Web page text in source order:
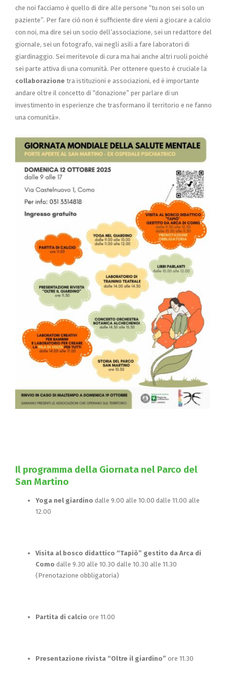
che noi facciamo è quello di dire alle persone “tu non sei solo un
paziente”. Per fare ciò non è sufficiente dire vieni a giocare a calcio
con noi, ma dire sei un socio dell’associazione, sei un redattore del
giornale, sei un fotografo, vai negli asili a fare laboratori di
giardinaggio. Sei meritevole di cura ma hai anche altri ruoli poiché
sei parte attiva di una comunità. Per ottenere questo è cruciale la
collaborazione tra istituzioni e associazioni, ed è importante
andare oltre il concetto di “donazione” per parlare di un
investimento in esperienze che trasformano il territorio e ne fanno
una comunità».
Il programma della Giornata nel Parco del
San Martino
Yoga nel giardino dalle 9.00 alle 10.00 dalle 11.00 alle
12.00
Visita al bosco didattico “Tapiò” gestito da Arca di
Como dalle 9.30 alle 10.30 dalle 10.30 alle 11.30
(Prenotazione obbligatoria)
Partita di calcio ore 11.00
Presentazione rivista “Oltre il giardino” ore 11.30